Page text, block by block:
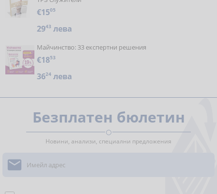
€1505
2943 лева
Майчинство: 33 експертни решения
€1853
3624 лева
Безплатен бюлетин
Новини, анализи, специални предложения
